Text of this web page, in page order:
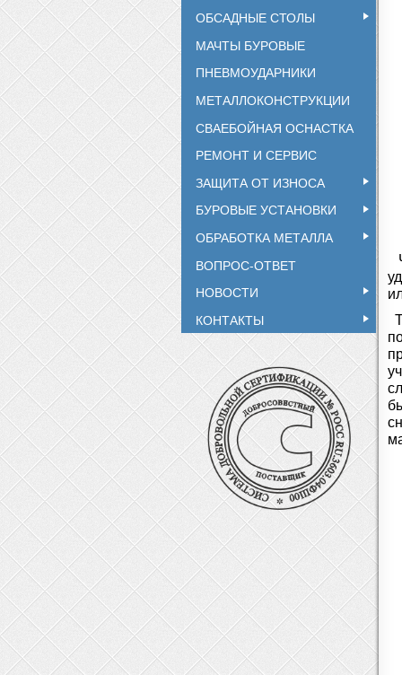
ОБСАДНЫЕ СТОЛЫ
МАЧТЫ БУРОВЫЕ
ПНЕВМОУДАРНИКИ
МЕТАЛЛОКОНСТРУКЦИИ
СВАЕБОЙНАЯ ОСНАСТКА
РЕМОНТ И СЕРВИС
ЗАЩИТА ОТ ИЗНОСА
БУРОВЫЕ УСТАНОВКИ
ОБРАБОТКА МЕТАЛЛА
ВОПРОС-ОТВЕТ
НОВОСТИ
КОНТАКТЫ